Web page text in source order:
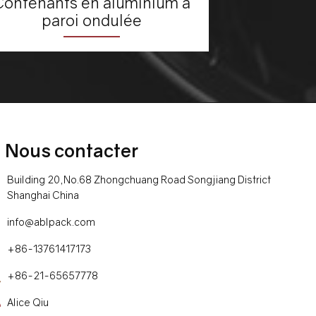
paroi ondulée
Nous contacter
Building 20,No.68 Zhongchuang Road Songjiang District
Shanghai China
info@ablpack.com
+86-13761417173
+86-21-65657778
Alice Qiu